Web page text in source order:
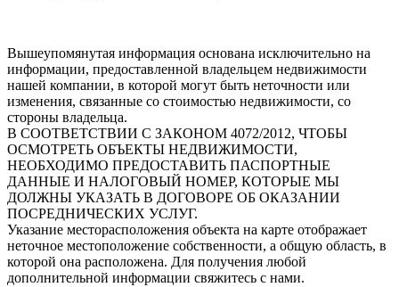
Вышеупомянутая информация основана исключительно на
информации, предоставленной владельцем недвижимости
нашей компании, в которой могут быть неточности или
изменения, связанные со стоимостью недвижимости, со
стороны владельца.
В СООТВЕТСТВИИ С ЗАКОНОМ 4072/2012, ЧТОБЫ
ОСМОТРЕТЬ ОБЪЕКТЫ НЕДВИЖИМОСТИ,
НЕОБХОДИМО ПРЕДОСТАВИТЬ ПАСПОРТНЫЕ
ДАННЫЕ И НАЛОГОВЫЙ НОМЕР, КОТОРЫЕ МЫ
ДОЛЖНЫ УКАЗАТЬ В ДОГОВОРЕ ОБ ОКАЗАНИИ
ПОСРЕДНИЧЕСКИХ УСЛУГ.
Указание месторасположения объекта на карте отображает
неточное местоположение собственности, а общую область, в
которой она расположена. Для получения любой
дополнительной информации свяжитесь с нами.